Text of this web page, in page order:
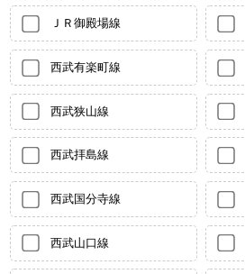
ＪＲ御殿場線
西武有楽町線
西武狭山線
西武拝島線
西武国分寺線
西武山口線